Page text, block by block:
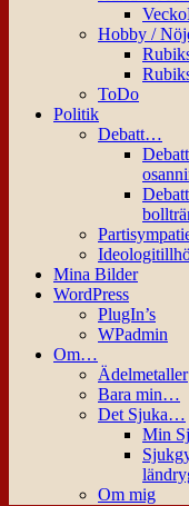
Hobby /
ToDo
Politik
Debatt…
Mina Bilder
WordPress
PlugIn’s
WPadmin
Om…
Ädelmetaller
Bara min…
Det Sjuka…
Min
Om mig